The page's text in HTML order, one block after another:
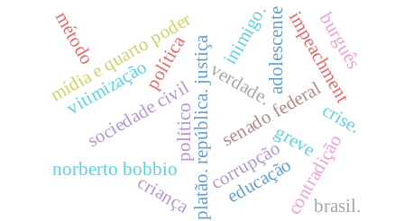
platão. república. justiça
política verdade.
norberto bobbio corrupção
político senado federal
sociedade civil greve
mídia e quarto poder
criança
adolescente
inimigo.
educação
impeachment
contradição
crise.
burguês
método
vitimização
brasil.